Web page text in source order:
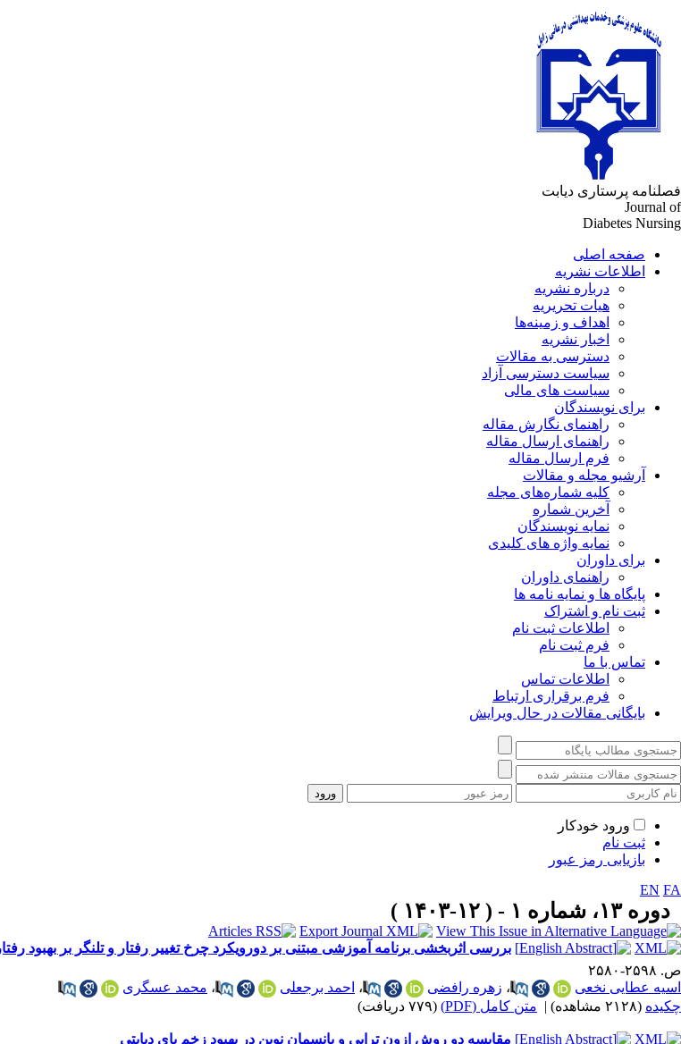
فصلنامه پرستاری دیابت
Journal of
Diabetes Nursing
صفحه اصلی
اطلاعات نشریه
درباره نشریه
هیات تحریریه
اهداف و زمینه‌ها
اخبار نشریه
دسترسی به مقالات
سیاست دسترسی آزاد
سیاست های مالی
برای نویسندگان
راهنمای نگارش مقاله
راهنمای ارسال مقاله
فرم ارسال مقاله
آرشیو مجله و مقالات
کلیه شماره‌های مجله
آخرین شماره
نمایه نویسندگان
نمایه واژه های کلیدی
برای داوران
راهنمای داوران
پایگاه ها و نمایه نامه ها
ثبت نام و اشتراک
اطلاعات ثبت نام
فرم ثبت نام
تماس با ما
اطلاعات تماس
فرم برقراری ارتباط
بایگانی مقالات در حال ویرایش
ورود خودکار
ثبت نام
بازیابی رمز عبور
EN FA
دوره ۱۳، شماره ۱ - ( ۱۲-۱۴۰۳ )
بررسی اثربخشی برنامه آموزشی مبتنی بر دورویکرد چرخ تغییر رفتار و تلنگر بر بهبود
ص. ۲۵۹۸-۲۵۸۰
اسیه عطایی نخعی
، زهره رافضی ، احمد برجعلی ، محمد عسگری
چکیده (۲۱۲۸ مشاهده) | متن کامل (PDF) (۷۷۹ دریافت)
مقایسه دو روش ازون تراپی و پانسمان نوین در بهبود زخم پای دیابتی